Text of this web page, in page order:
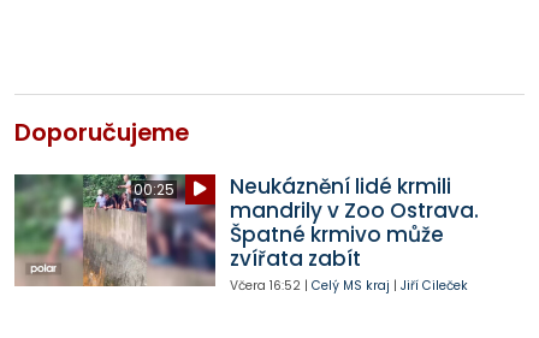
Doporučujeme
00:25
Neukáznění lidé krmili
mandrily v Zoo Ostrava.
Špatné krmivo může
zvířata zabít
Včera 16:52| Celý MS kraj | Jiří Cileček